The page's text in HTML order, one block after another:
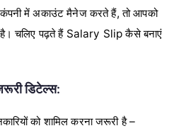
कंपनी में अकाउंट मैनेज करते हैं, तो आपको
चलिए पढ़ते हैं Salary Slip कैसे बनाएं
डिटेल्स:
को शामिल करना जरूरी है –